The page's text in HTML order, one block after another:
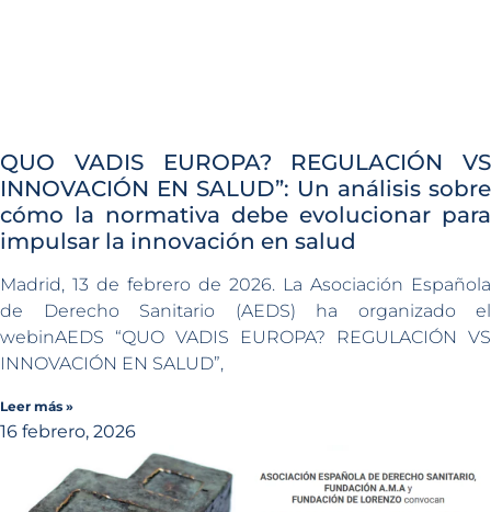
QUO VADIS EUROPA? REGULACIÓN VS
INNOVACIÓN EN SALUD”: Un análisis sobre
cómo la normativa debe evolucionar para
impulsar la innovación en salud
Madrid, 13 de febrero de 2026. La Asociación Española
de Derecho Sanitario (AEDS) ha organizado el
webinAEDS “QUO VADIS EUROPA? REGULACIÓN VS
INNOVACIÓN EN SALUD”,
Leer más »
16 febrero, 2026